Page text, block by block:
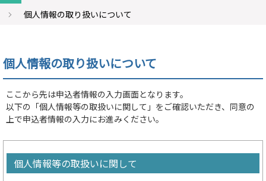
個人情報の取り扱いについて
個人情報の取り扱いについて
ここから先は申込者情報の入力画面となります。
以下の「個人情報等の取扱いに関して」をご確認いただき、同意の
上で申込者情報の入力にお進みください。
個人情報等の取扱いに関して